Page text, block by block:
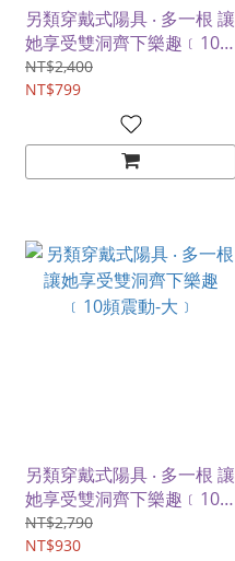
另類穿戴式陽具 ‧ 多一根 讓
她享受雙洞齊下樂趣﹝10
頻震動-小﹞
NT$2,400
NT$799
另類穿戴式陽具 ‧ 多一根 讓
她享受雙洞齊下樂趣﹝10
頻震動-大﹞
NT$2,790
NT$930